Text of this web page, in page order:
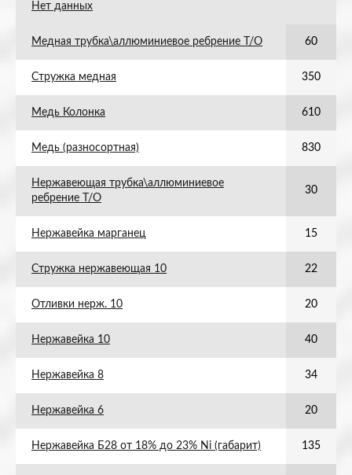
Нет данных
Медная трубка\аллюминиевое ребрение Т/О 60
Стружка медная 350
Медь Колонка 610
Медь (разносортная) 830
Нержавеющая трубка\аллюминиевое
ребрение Т/О
30
Нержавейка марганец 15
Стружка нержавеющая 10 22
Отливки нерж. 10 20
Нержавейка 10 40
Нержавейка 8 34
Нержавейка 6 20
Нержавейка Б28 от 18% до 23% Ni (габарит) 135